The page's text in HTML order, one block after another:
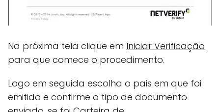
Na próxima tela clique em Iniciar Verificação
para que comece o procedimento.
Logo em seguida escolha o pais em que foi
emitido e confirme o tipo de documento